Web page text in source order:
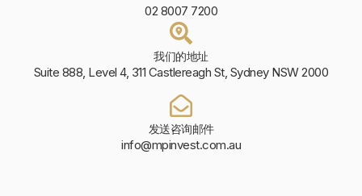
02 8007 7200
我们的地址
Suite 888, Level 4, 311 Castlereagh St, Sydney NSW 2000
发送咨询邮件
info@mpinvest.com.au